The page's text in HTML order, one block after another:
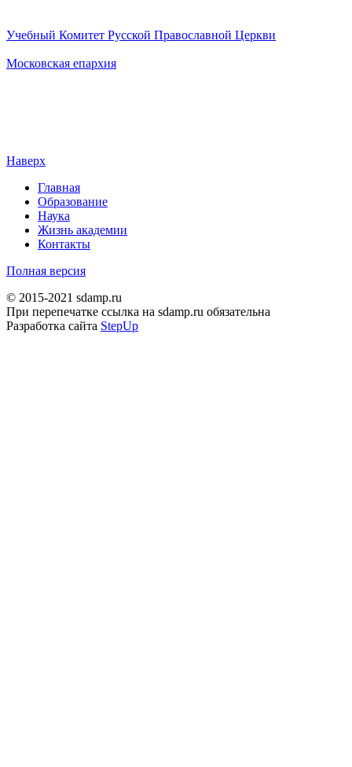
Учебный Комитет Русской Православной Церкви
Московская епархия
Наверх
Главная
Образование
Наука
Жизнь академии
Контакты
Полная версия
© 2015-2021 sdamp.ru
При перепечатке ссылка на sdamp.ru обязательна
Разработка сайта StepUp